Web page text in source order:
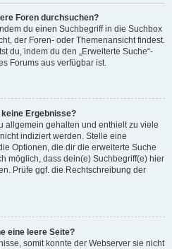
Foren durchsuchen?
du einen Suchbegriff in die Suchbox
der Foren- oder Themenansicht findest.
du, indem du den „Erweiterte Suche“-
Forums aus verfügbar ist.
Ergebnisse?
allgemein gehalten und enthielt zu viele
indiziert werden. Stelle eine
Optionen, die dir die erweiterte Suche
möglich, dass dein(e) Suchbegriff(e) hier
Prüfe ggf. die Rechtschreibung der
eine leere Seite?
somit konnte der Webserver sie nicht